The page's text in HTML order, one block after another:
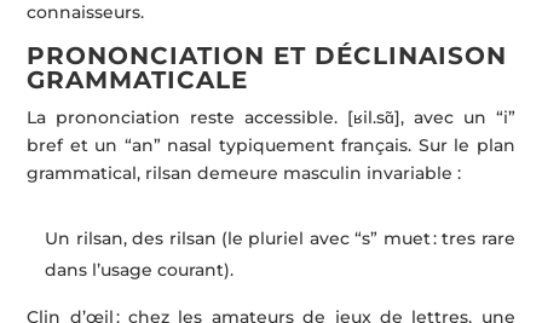
connaisseurs.
PRONONCIATION ET DÉCLINAISON
GRAMMATICALE
La prononciation reste accessible. [ʁil.sɑ̃], avec un “i”
bref et un “an” nasal typiquement français. Sur le plan
grammatical, rilsan demeure masculin invariable :
Un rilsan, des rilsan (le pluriel avec “s” muet : tres rare
dans l’usage courant).
Clin d’œil : chez les amateurs de jeux de lettres, une